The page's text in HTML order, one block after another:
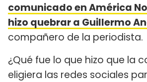
comunicado en América
hizo quebrar a Guillermo
compañero de la periodista.
¿Qué fue lo que hizo que la
eligiera las redes sociales